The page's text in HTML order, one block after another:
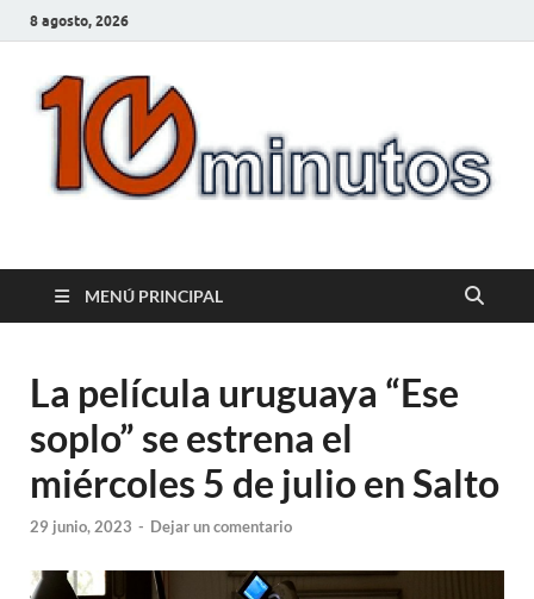
8 agosto, 2026
10minutos.com.uy
MENÚ PRINCIPAL
La película uruguaya “Ese
soplo” se estrena el
miércoles 5 de julio en Salto
29 junio, 2023 - Dejar un comentario